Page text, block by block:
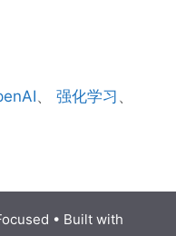
、强化学习 、
• Built with